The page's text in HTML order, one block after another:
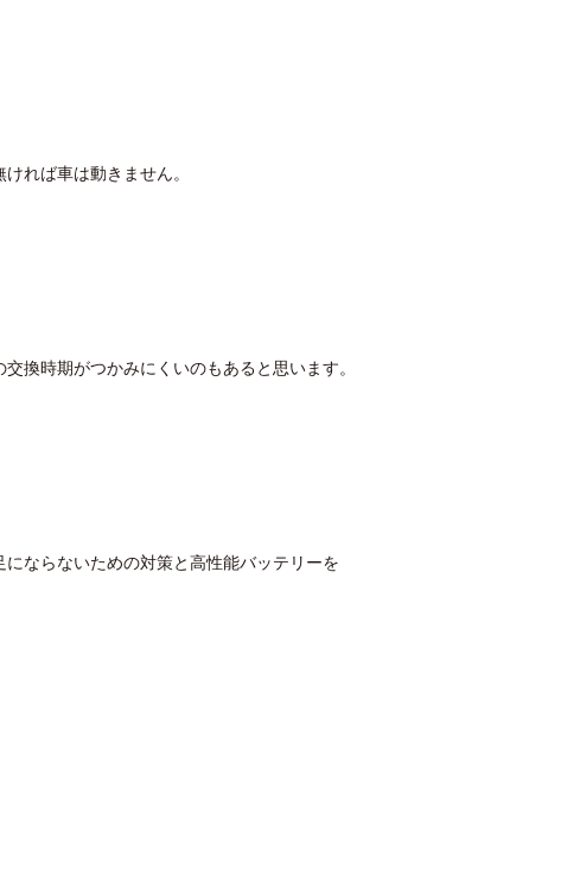
れば車は動きません。
換時期がつかみにくいのもあると思います。
にならないための対策と高性能バッテリーを